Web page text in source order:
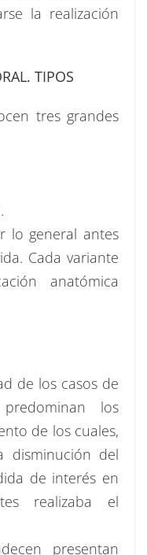
la realización
TIPOS
tres grandes
lo general antes
Cada variante
anatómica
de los casos de
los
de los cuales,
disminución del
de interés en
realizaba el
presentan